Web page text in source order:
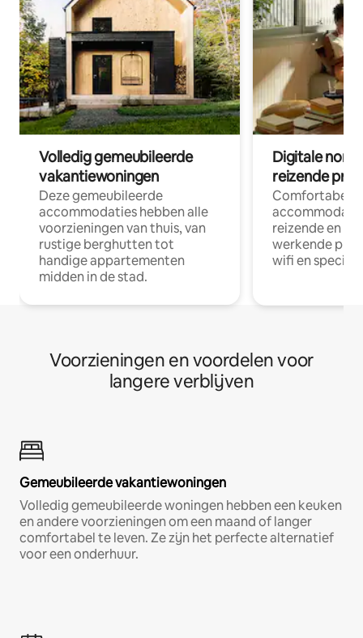
Volledig gemeubileerde
vakantiewoningen
Deze gemeubileerde
accommodaties hebben alle
voorzieningen van thuis, van
rustige berghutten tot
handige appartementen
midden in de stad.
Digitale
reizende
Comfortabele
reizende en
werkende
wifi en
Voorzieningen en voordelen voor
langere verblijven
Gemeubileerde vakantiewoningen
Volledig gemeubileerde woningen hebben een keuken
en andere voorzieningen om een maand of langer
comfortabel te leven. Ze zijn het perfecte alternatief
voor een onderhuur.